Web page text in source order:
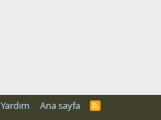
Yardım Ana sayfa
R